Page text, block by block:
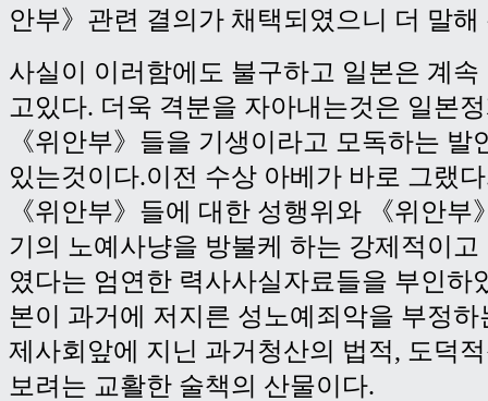
안부》관련 결의가 채택되였으니 더 말
사실이 이러함에도 불구하고 일본은 계
고있다. 더욱 격분을 자아내는것은 일본
《위안부》들을 기생이라고 모독하는 발
있는것이다.이전 수상 아베가 바로 그랬
《위안부》들에 대한 성행위와 《위안부
기의 노예사냥을 방불케 하는 강제적이
였다는 엄연한 력사사실자료들을 부인하
본이 과거에 저지른 성노예죄악을 부정
제사회앞에 지닌 과거청산의 법적, 도덕
보려는 교활한 술책의 산물이다.